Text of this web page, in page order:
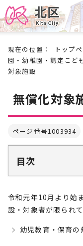
現在の位置： トップ
園・幼稚園・認定こど
対象施設
無償化対象
ページ番号1003934
目次
令和元年10月より始
設・対象者が限られて
幼児教育・保育の